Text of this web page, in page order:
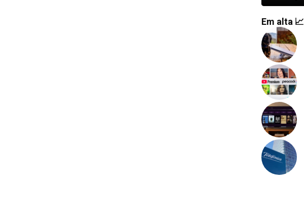
Em alta 📈